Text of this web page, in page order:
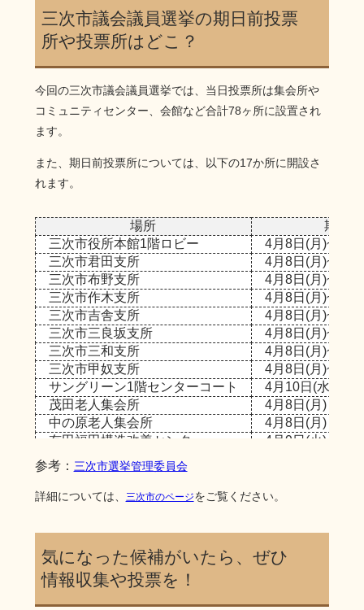
三次市議会議員選挙の期日前投票
所や投票所はどこ？
今回の三次市議会議員選挙では、当日投票所は集会所や
コミュニティセンター、会館など合計78ヶ所に設置され
ます。
また、期日前投票所については、以下の17か所に開設さ
れます。
場所
期間
三次市役所本館1階ロビー
4月8日(月)~4月
三次市君田支所
4月8日(月)~4月
三次市布野支所
4月8日(月)~4月
三次市作木支所
4月8日(月)~4月
三次市吉舎支所
4月8日(月)~4月
三次市三良坂支所
4月8日(月)~4月
三次市三和支所
4月8日(月)~4月
三次市甲奴支所
4月8日(月)~4月
サングリーン1階センターコート
4月10日(水)~4
茂田老人集会所
4月8日(月)
中の原老人集会所
4月8日(月)
有田福田構造改善センター
4月9日(火)
大山区集会所
岡三渕老人集会所
後山公会堂
4月11日(木)
参考： 三次市選挙管理委員会
詳細については、 三次市のページをご覧ください。
気になった候補がいたら、ぜひ
情報収集や投票を！